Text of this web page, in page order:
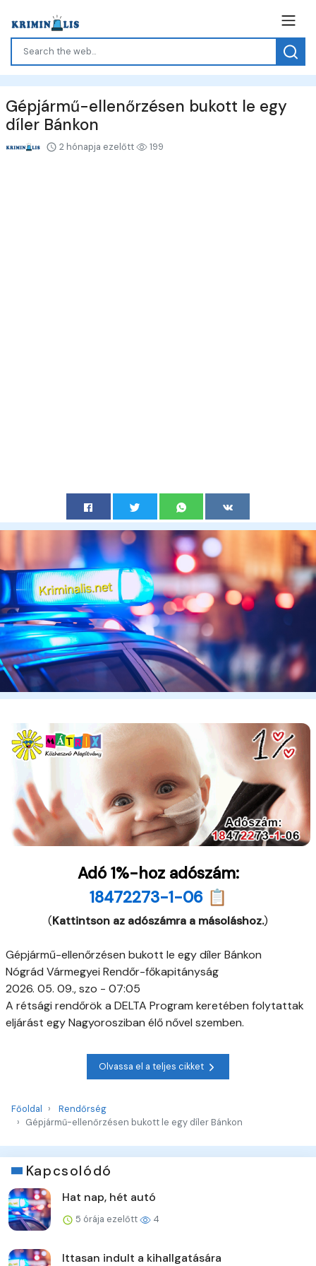
Gépjármű-ellenőrzésen bukott le egy
díler Bánkon
2 hónapja ezelőtt 199
Adó 1%-hoz adószám:
18472273-1-06 📋
(Kattintson az adószámra a másoláshoz.)
Gépjármű-ellenőrzésen bukott le egy díler Bánkon
Nógrád Vármegyei Rendőr-főkapitányság
2026. 05. 09., szo - 07:05
A rétsági rendőrök a DELTA Program keretében folytattak
eljárást egy Nagyorosziban élő nővel szemben.
Olvassa el a teljes cikket
Főoldal
Rendőrség
Gépjármű-ellenőrzésen bukott le egy díler Bánkon
Kapcsolódó
Hat nap, hét autó
5 órája ezelőtt 4
Ittasan indult a kihallgatására